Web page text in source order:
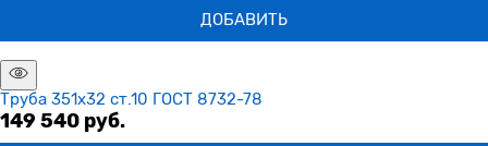
ДОБАВИТЬ
Труба 351х32 ст.10 ГОСТ 8732-78
149 540 руб.